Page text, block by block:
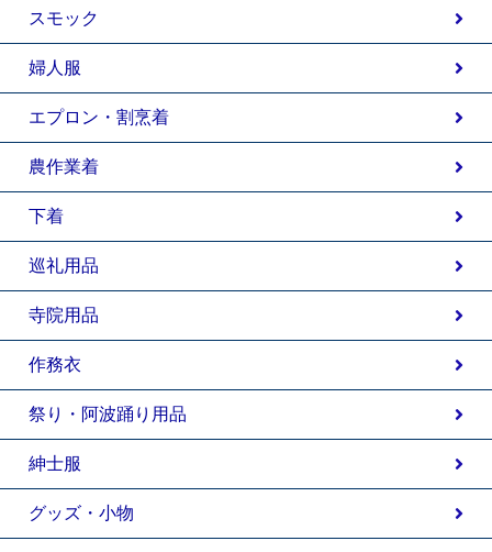
スモック
婦人服
エプロン・割烹着
農作業着
下着
巡礼用品
寺院用品
作務衣
祭り・阿波踊り用品
紳士服
グッズ・小物